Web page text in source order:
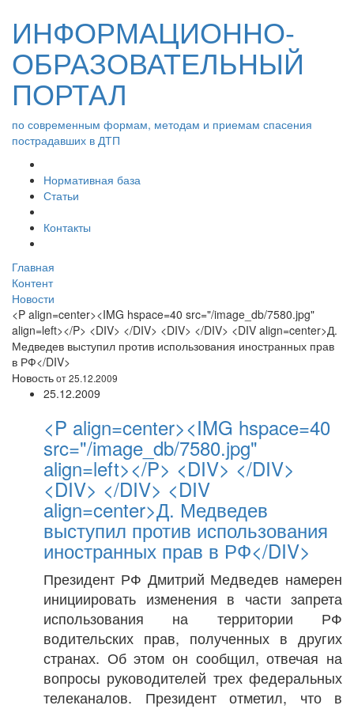
ИНФОРМАЦИОННО-
ОБРАЗОВАТЕЛЬНЫЙ
ПОРТАЛ
по современным формам, методам и приемам спасения
пострадавших в ДТП
Нормативная база
Статьи
Контакты
Главная
Контент
Новости
<P align=center><IMG hspace=40 src="/image_db/7580.jpg"
align=left></P> <DIV> </DIV> <DIV> </DIV> <DIV align=center>Д.
Медведев выступил против использования иностранных прав
в РФ</DIV>
Новостьот 25.12.2009
25.12.2009
<P align=center><IMG hspace=40
src="/image_db/7580.jpg"
align=left></P> <DIV> </DIV>
<DIV> </DIV> <DIV
align=center>Д. Медведев
выступил против использования
иностранных прав в РФ</DIV>
Президент РФ Дмитрий Медведев намерен
инициировать изменения в части запрета
использования на территории РФ
водительских прав, полученных в других
странах. Об этом он сообщил, отвечая на
вопросы руководителей трех федеральных
телеканалов. Президент отметил, что в